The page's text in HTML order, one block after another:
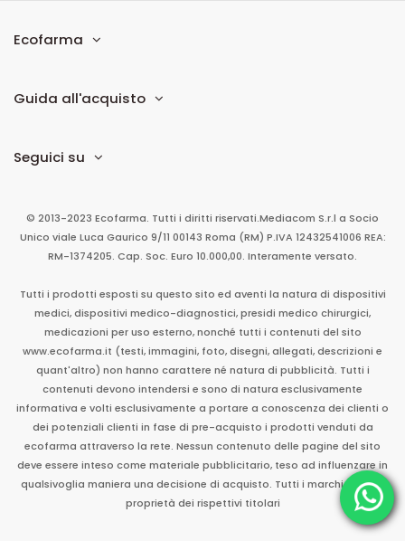
Ecofarma
Guida all'acquisto
Seguici su
© 2013-2023 Ecofarma. Tutti i diritti riservati.Mediacom S.r.l a Socio
Unico viale Luca Gaurico 9/11 00143 Roma (RM) P.IVA 12432541006 REA:
RM-1374205. Cap. Soc. Euro 10.000,00. Interamente versato.
Tutti i prodotti esposti su questo sito ed aventi la natura di dispositivi
medici, dispositivi medico-diagnostici, presidi medico chirurgici,
medicazioni per uso esterno, nonché tutti i contenuti del sito
www.ecofarma.it (testi, immagini, foto, disegni, allegati, descrizioni e
quant'altro) non hanno carattere né natura di pubblicità. Tutti i
contenuti devono intendersi e sono di natura esclusivamente
informativa e volti esclusivamente a portare a conoscenza dei clienti o
dei potenziali clienti in fase di pre-acquisto i prodotti venduti da
ecofarma attraverso la rete. Nessun contenuto delle pagine del sito
deve essere inteso come materiale pubblicitario, teso ad influenzare in
qualsivoglia maniera una decisione di acquisto. Tutti i marchi sono di
proprietà dei rispettivi titolari